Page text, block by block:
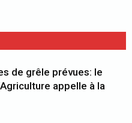
de grêle prévues: le
appelle à la